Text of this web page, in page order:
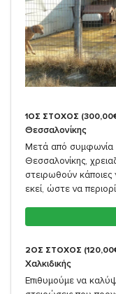
1ΟΣ ΣΤΟΧΟΣ
Θεσσαλονίκης
Μετά από συμφωνία
Θεσσαλονίκης,
στειρωθούν
εκεί, ώστε να
2ΟΣ ΣΤΟΧΟΣ
Χαλκιδικής
Επιθυμούμε να